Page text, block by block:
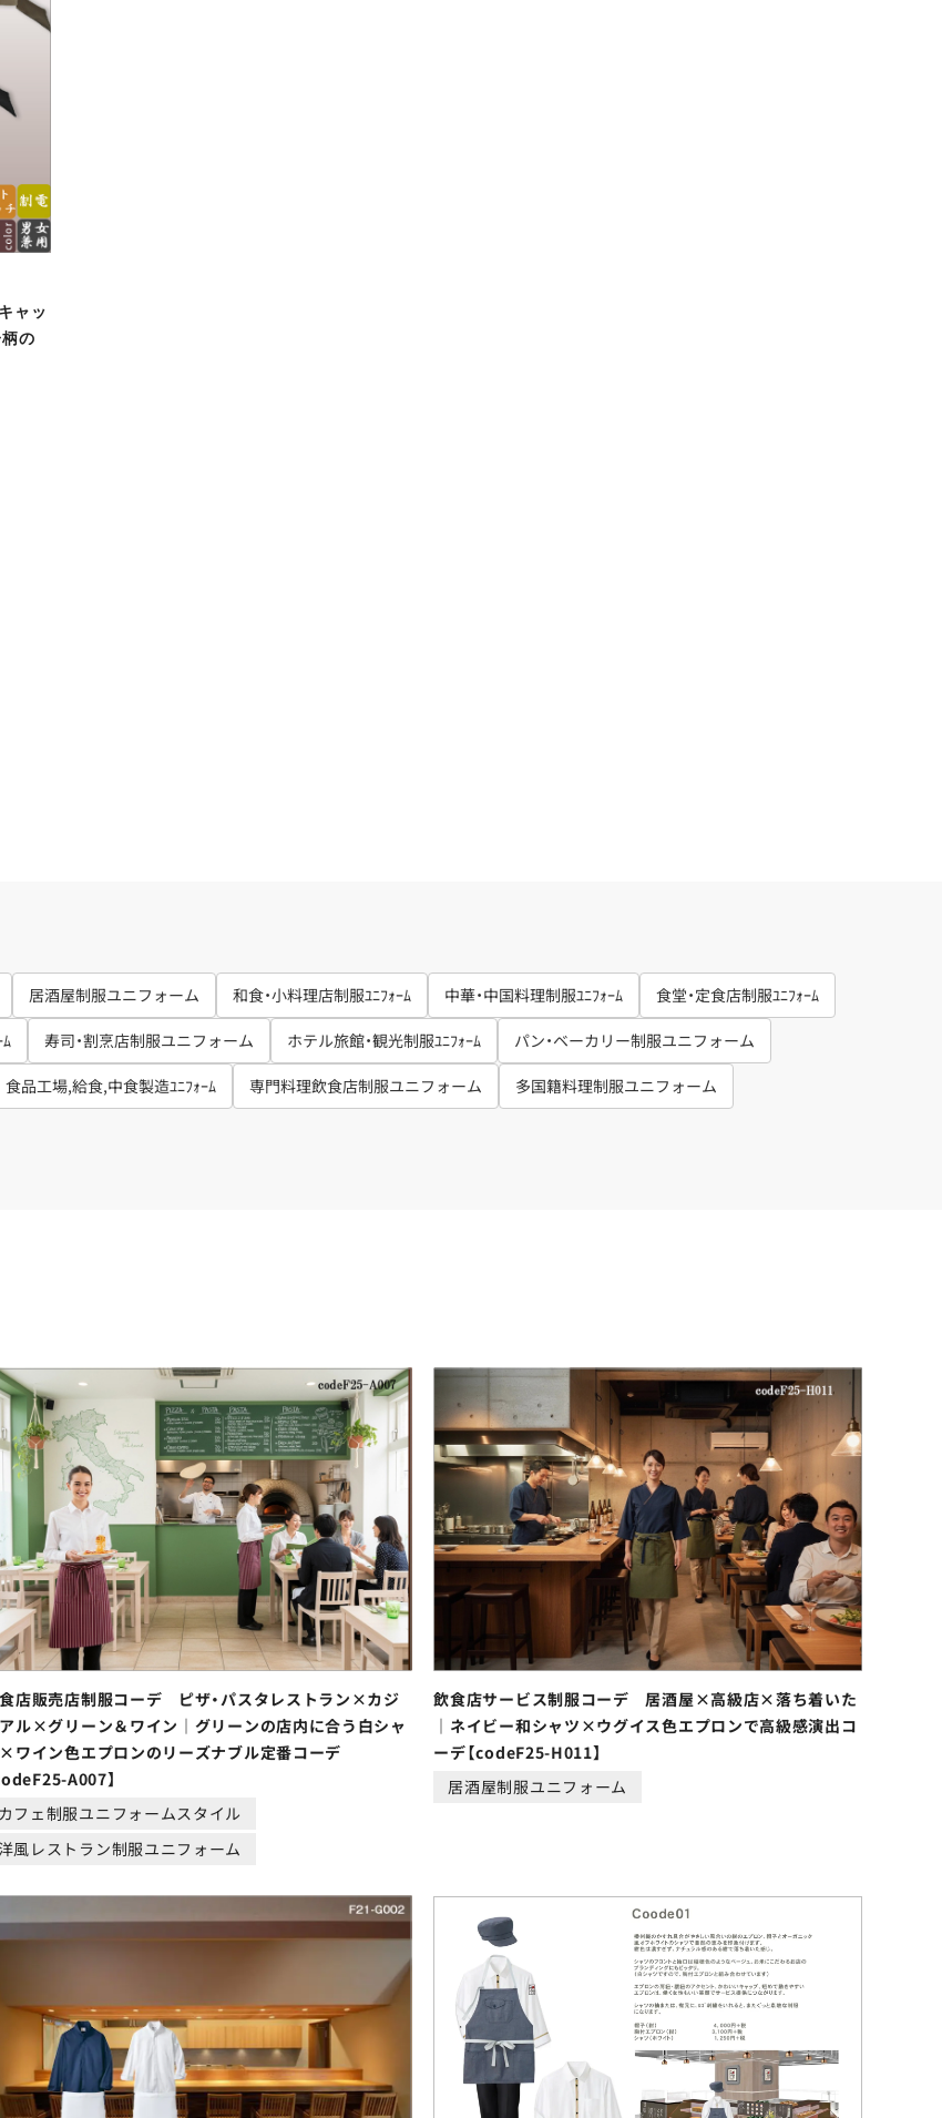
居酒屋制服ユニフォーム 和食・小料理店制服ﾕﾆﾌｫｰﾑ 中華・中国料理制服ﾕﾆﾌｫｰﾑ 食堂・定食店制服ﾕﾆﾌｫｰﾑ
寿司・割烹店制服ユニフォーム ホテル旅館・観光制服ﾕﾆﾌｫｰﾑ パン・ベーカリー制服ユニフォーム
食品工場,給食,中食製造ﾕﾆﾌｫｰﾑ 専門料理飲食店制服ユニフォーム 多国籍料理制服ユニフォーム
店販売店制服コーデ ピザ・パスタレストラン×カジ
ル×グリーン＆ワイン｜グリーンの店内に合う白シャ
ワイン色エプロンのリーズナブル定番コーデ
A007】
カフェ制服ユニフォームスタイル
風レストラン制服ユニフォーム
飲食店サービス制服コーデ 居酒屋×高級店×落ち着いた
｜ネイビー和シャツ×ウグイス色エプロンで高級感演出コ
ーデ【codeF25-H011】
居酒屋制服ユニフォーム